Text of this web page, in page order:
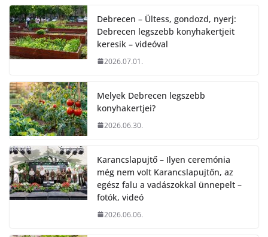
Debrecen – Ültess, gondozd, nyerj:
Debrecen legszebb konyhakertjeit
keresik – videóval
2026.07.01.
Melyek Debrecen legszebb
konyhakertjei?
2026.06.30.
Karancslapujtő – Ilyen ceremónia
még nem volt Karancslapujtőn, az
egész falu a vadászokkal ünnepelt –
fotók, videó
2026.06.06.